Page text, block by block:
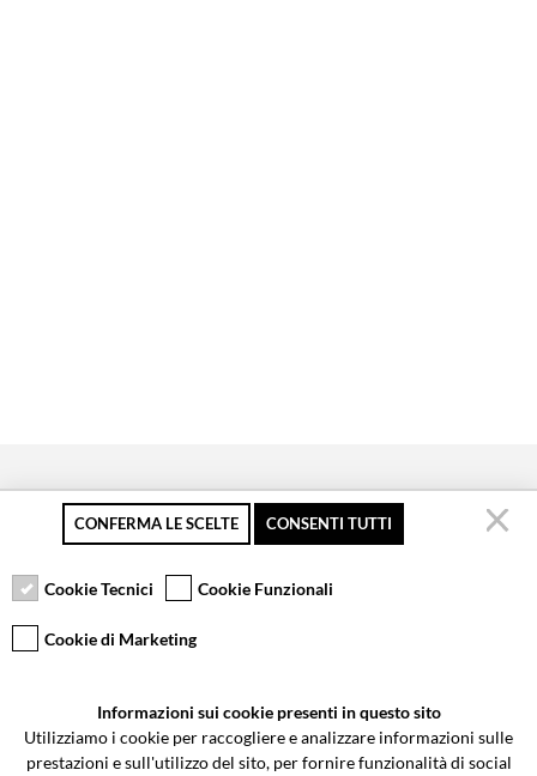
Pagamento sicuro
Resi gratuiti fino a 30
Servizio clienti
Via Galileo Galilei 5 | Verano Brianza (MB) 20843 | ITALY
0362-805407-info@valtermoto.com
CONFERMA LE SCELTE CONSENTI TUTTI
Cookie Tecnici Cookie Funzionali
Cookie di Marketing
Informazioni sui cookie presenti in questo sito
Utilizziamo i cookie per raccogliere e analizzare informazioni sulle
prestazioni e sull'utilizzo del sito, per fornire funzionalità di social